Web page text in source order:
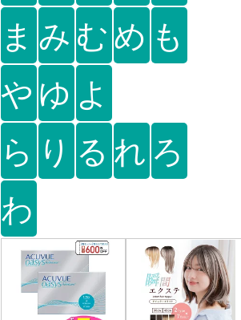
ま み むめ も
や ゆ よ
ら り る れ ろ
わ